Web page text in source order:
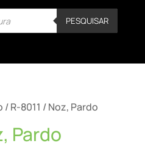
PESQUISAR
R-8011 / Noz, Pardo
Pardo